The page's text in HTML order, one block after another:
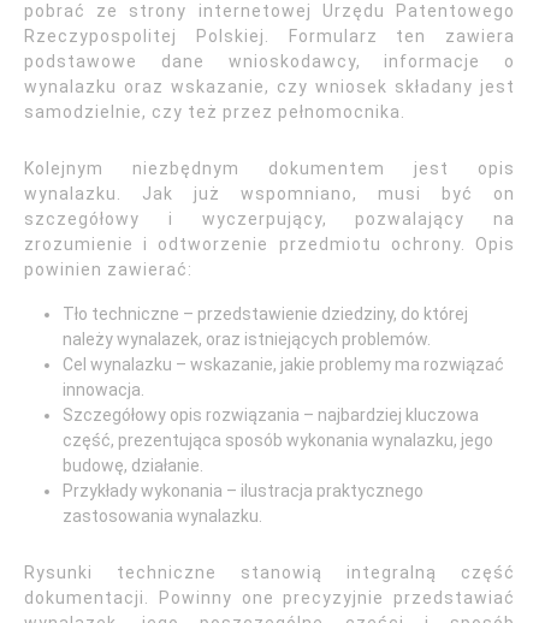
pobrać ze strony internetowej Urzędu Patentowego
Rzeczypospolitej Polskiej. Formularz ten zawiera
podstawowe dane wnioskodawcy, informacje o
wynalazku oraz wskazanie, czy wniosek składany jest
samodzielnie, czy też przez pełnomocnika.
Kolejnym niezbędnym dokumentem jest opis
wynalazku. Jak już wspomniano, musi być on
szczegółowy i wyczerpujący, pozwalający na
zrozumienie i odtworzenie przedmiotu ochrony. Opis
powinien zawierać:
Tło techniczne – przedstawienie dziedziny, do której
należy wynalazek, oraz istniejących problemów.
Cel wynalazku – wskazanie, jakie problemy ma rozwiązać
innowacja.
Szczegółowy opis rozwiązania – najbardziej kluczowa
część, prezentująca sposób wykonania wynalazku, jego
budowę, działanie.
Przykłady wykonania – ilustracja praktycznego
zastosowania wynalazku.
Rysunki techniczne stanowią integralną część
dokumentacji. Powinny one precyzyjnie przedstawiać